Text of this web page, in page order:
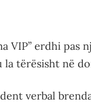
VIP” erdhi
la tërësisht në
verbal